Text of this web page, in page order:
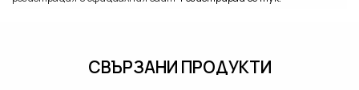
СВЪРЗАНИ ПРОДУКТИ